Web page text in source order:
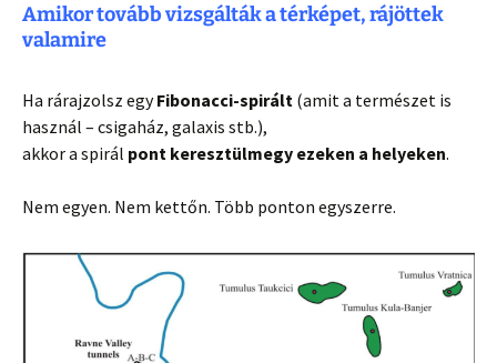
Amikor tovább vizsgálták a térképet, rájöttek
valamire
Ha rárajzolsz egyFibonacci-spirált (amit a természet is
használ – csigaház, galaxis stb.),
akkor a spirál pont keresztülmegy ezeken a helyeken.
Nem egyen. Nem kettőn. Több ponton egyszerre.